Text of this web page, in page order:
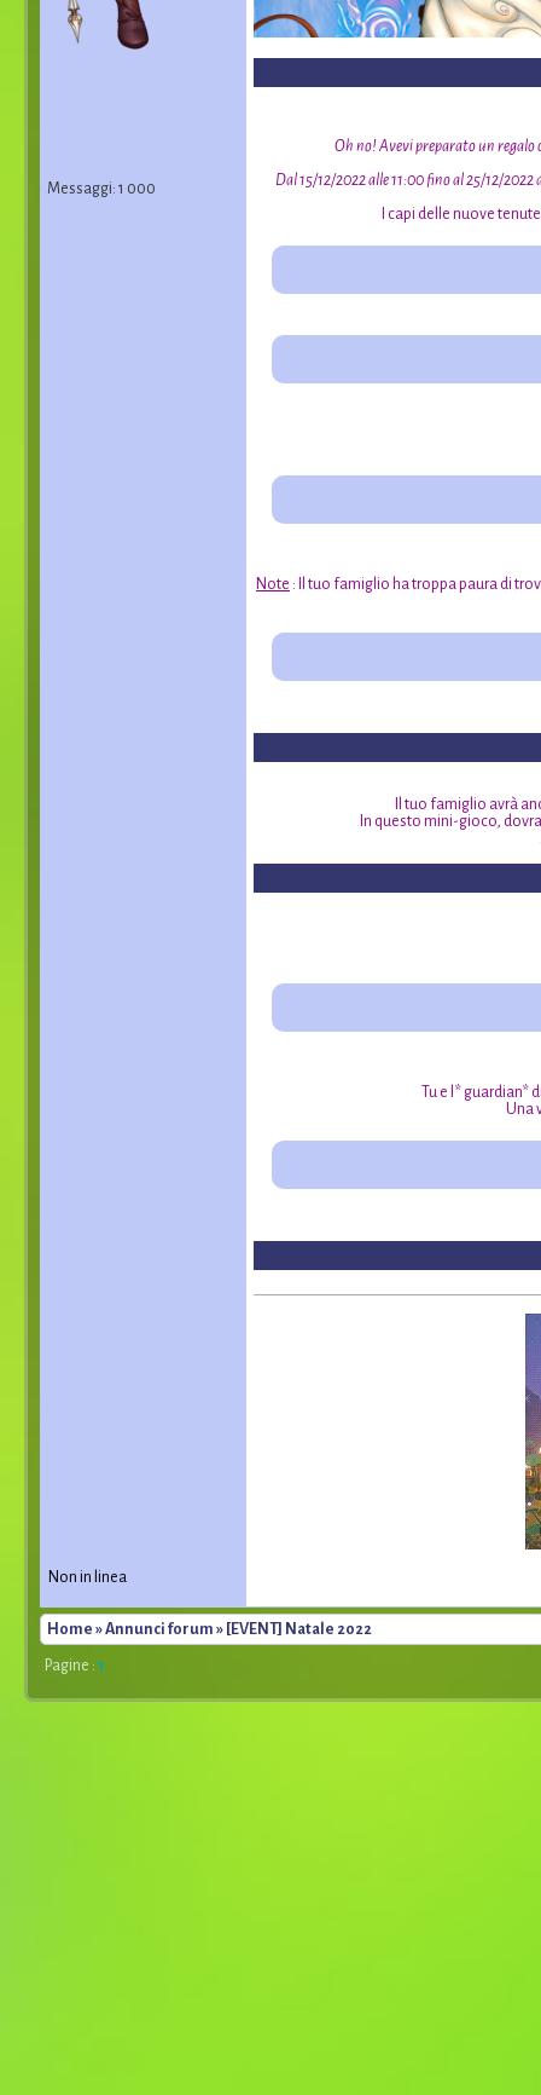
Messaggi: 1 000
Oh no! Avevi preparato un regalo
Dal 15/12/2022 alle 11:00 fino al 25/12/
I capi delle nuove
Note : Il tuo famiglio ha troppa paura di
Il tuo famiglio avrà
In questo mini-gioco,
Tu e l* guardian*
Una
Non in linea
Home »Annunci forum » [EVENT] Natale 2022
Pagine : 1